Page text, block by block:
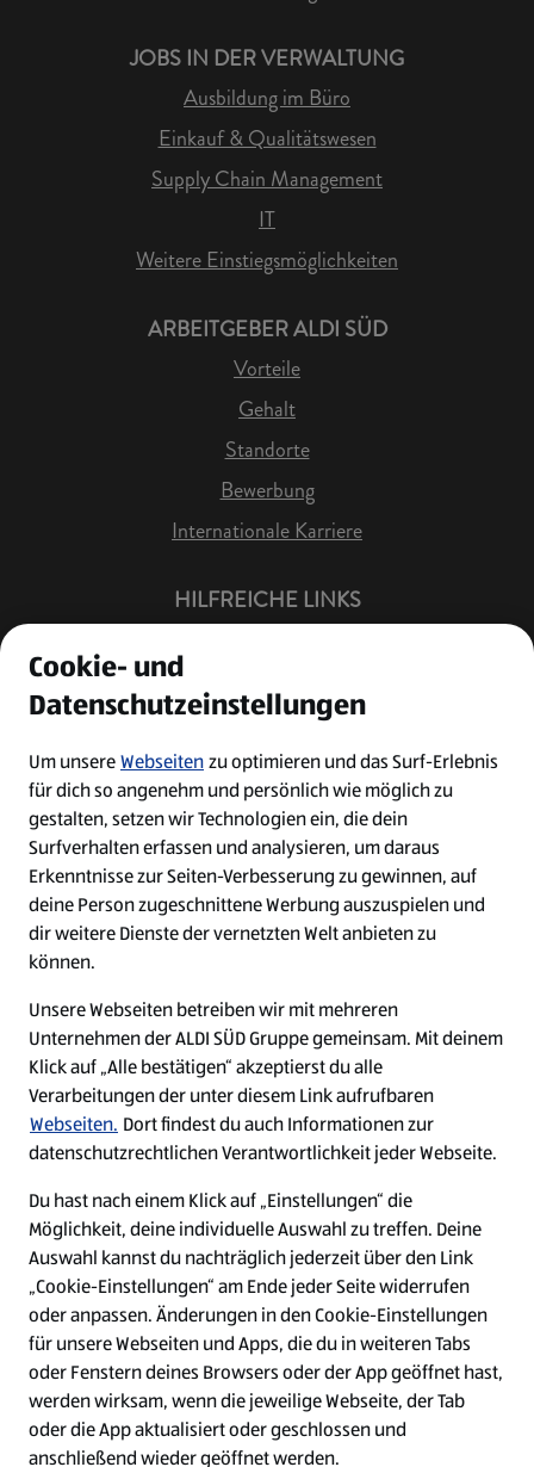
JOBS IN DER VERWALTUNG
Ausbildung im Büro
Einkauf & Qualitätswesen
Supply Chain Management
IT
Weitere Einstiegsmöglichkeiten
ARBEITGEBER ALDI SÜD
Vorteile
Gehalt
Standorte
Bewerbung
Internationale Karriere
HILFREICHE LINKS
Job Benachrichtigung
Bewerberkonto
Leichte Sprache
Kontakt
W
i
r
d
a
u
f
W
i
r
d
a
u
f
W
i
r
d
a
u
f
W
i
r
d
a
Cookie - Liste
Datenschutz
Cookie- und
Datenschutzeinstellungen
Um unsereWebseitenzu optimieren und das Surf-Erlebnis
für dich so angenehm und persönlich wie möglich zu
gestalten, setzen wir Technologien ein, die dein
Surfverhalten erfassen und analysieren, um daraus
Erkenntnisse zur Seiten-Verbesserung zu gewinnen, auf
deine Person zugeschnittene Werbung auszuspielen und
dir weitere Dienste der vernetzten Welt anbieten zu
können.
Unsere Webseiten betreiben wir mit mehreren
Unternehmen der ALDI SÜD Gruppe gemeinsam. Mit deinem
Klick auf „Alle bestätigen“ akzeptierst du alle
Verarbeitungen der unter diesem Link aufrufbaren
Webseiten. Dort findest du auch Informationen zur
datenschutzrechtlichen Verantwortlichkeit jeder Webseite.
Du hast nach einem Klick auf „Einstellungen“ die
Möglichkeit, deine individuelle Auswahl zu treffen. Deine
Auswahl kannst du nachträglich jederzeit über den Link
„Cookie-Einstellungen“ am Ende jeder Seite widerrufen
oder anpassen. Änderungen in den Cookie-Einstellungen
für unsere Webseiten und Apps, die du in weiteren Tabs
oder Fenstern deines Browsers oder der App geöffnet hast,
werden wirksam, wenn die jeweilige Webseite, der Tab
oder die App aktualisiert oder geschlossen und
anschließend wieder geöffnet werden.